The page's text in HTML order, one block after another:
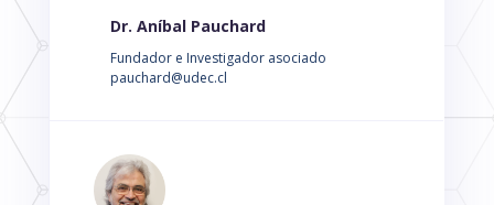
Dr. Aníbal Pauchard
Fundador e Investigador asociado
pauchard@udec.cl